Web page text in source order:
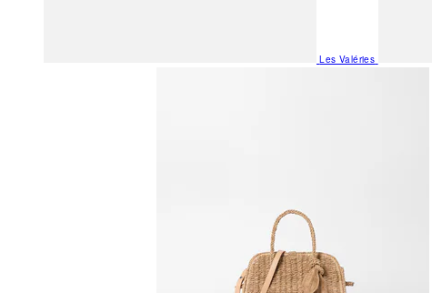
Les Valéries